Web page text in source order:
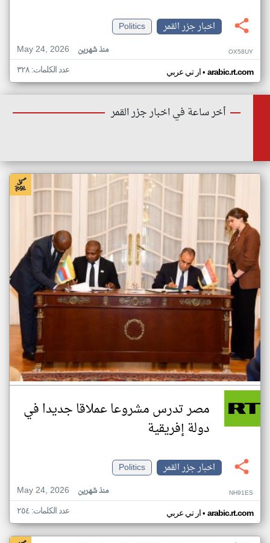
اخبار جزر القمر
Politics
May 24, 2026
منذ شهرين OX58UY
ار تي عربي• arabic.rt.com عدد الكلمات: ٣٢٨
أخر ساعة في اخبار جزر القمر
مصر تدرس مشروعا عملاقا جديدا في
دولة إفريقية
اخبار جزر القمر
Politics
May 24, 2026
منذ شهرين NH91ES
ار تي عربي• arabic.rt.com عدد الكلمات: ٢٥٤